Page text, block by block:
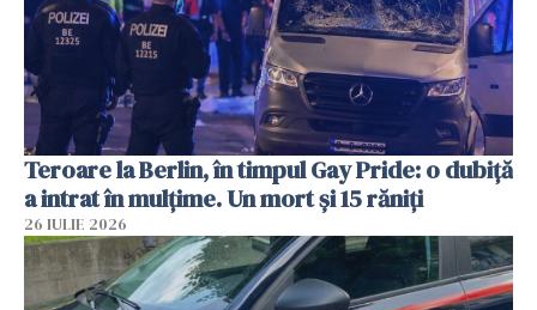
Teroare la Berlin, în timpul Gay Pride: o dubiță
a intrat în mulțime. Un mort și 15 răniți
26 IULIE 2026